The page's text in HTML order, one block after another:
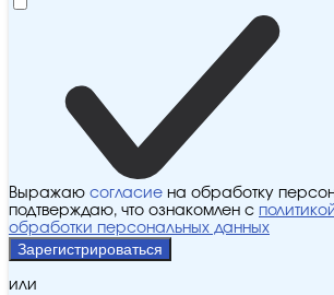
Выражаю согласие на обработку
подтверждаю, что ознакомлен с
обработки персональных данных
Зарегистрироваться
или